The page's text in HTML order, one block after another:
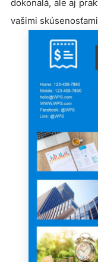
dokonalá, ale aj
vašimi